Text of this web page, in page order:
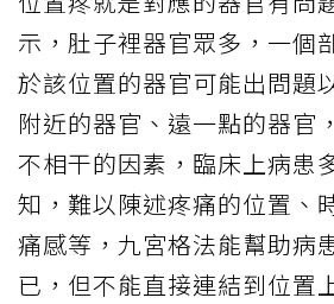
示，肚子裡器官眾多，一個
於該位置的器官可能出問題
附近的器官、遠一點的器官
不相干的因素，臨床上病患
知，難以陳述疼痛的位置、
痛感等，九宮格法能幫助病
已，但不能直接連結到位置